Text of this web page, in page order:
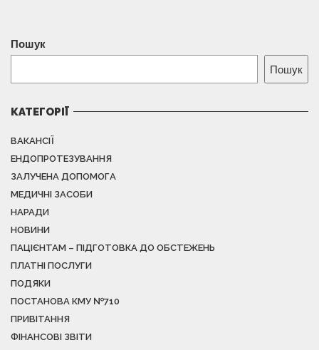
Пошук
Пошук
КАТЕГОРІЇ
ВАКАНСІЇ
ЕНДОПРОТЕЗУВАННЯ
ЗАЛУЧЕНА ДОПОМОГА
МЕДИЧНІ ЗАСОБИ
НАРАДИ
НОВИНИ
ПАЦІЄНТАМ – ПІДГОТОВКА ДО ОБСТЕЖЕНЬ
ПЛАТНІ ПОСЛУГИ
ПОДЯКИ
ПОСТАНОВА КМУ №710
ПРИВІТАННЯ
ФІНАНСОВІ ЗВІТИ